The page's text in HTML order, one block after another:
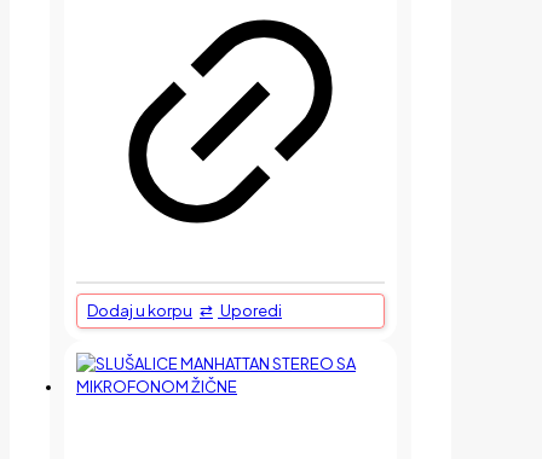
Dodaj u korpu Uporedi